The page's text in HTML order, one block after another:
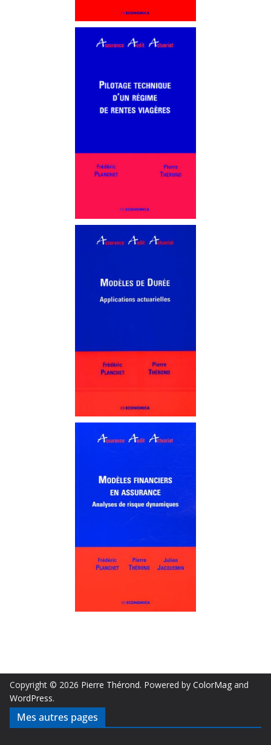
Copyright © 2026 Pierre Thérond. Powered by ColorMag and
WordPress.
Mes autres pages